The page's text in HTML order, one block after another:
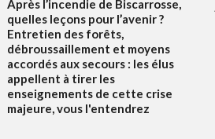
Après l’incendie de Biscarrosse,
quelles leçons pour l’avenir ?
Entretien des forêts,
débroussaillement et moyens
accordés aux secours : les élus
appellent à tirer les
enseignements de cette crise
majeure, vous l'entendrez